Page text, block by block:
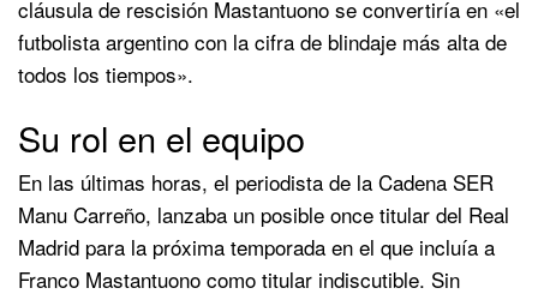
cláusula de rescisión Mastantuono se convertiría en «el
futbolista argentino con la cifra de blindaje más alta de
todos los tiempos».
Su rol en el equipo
En las últimas horas, el periodista de la Cadena SER
Manu Carreño, lanzaba un posible once titular del Real
Madrid para la próxima temporada en el que incluía a
Franco Mastantuono como titular indiscutible. Sin